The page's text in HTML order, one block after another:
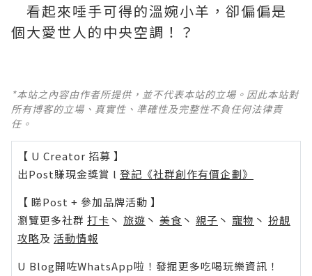
看起來唾手可得的溫婉小羊，卻偏偏是
個大愛世人的中央空調！？
*本站之內容由作者所提供，並不代表本站的立場。因此本站對
所有博客的立場、真實性、準確性及完整性不負任何法律責
任。
【 U Creator 招募 】
出Post賺現金獎賞 l 登記《社群創作有價企劃》
【 睇Post + 參加品牌活動 】
瀏覽更多社群 打卡 丶 旅遊 丶 美食 丶 親子 丶 寵物 丶 扮靚
攻略及 活動情報
U Blog開咗WhatsApp啦！發掘更多吃喝玩樂資訊！